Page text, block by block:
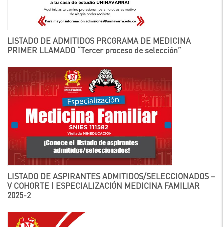
LISTADO DE ADMITIDOS PROGRAMA DE MEDICINA
PRIMER LLAMADO “Tercer proceso de selección”
LISTADO DE ASPIRANTES ADMITIDOS/SELECCIONADOS –
V COHORTE | ESPECIALIZACIÓN MEDICINA FAMILIAR
2025-2